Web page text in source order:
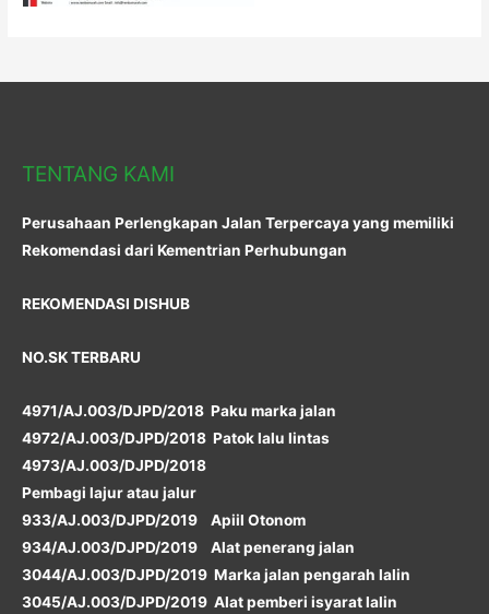
TENTANG KAMI
Perusahaan Perlengkapan Jalan Terpercaya yang memiliki
Rekomendasi dari Kementrian Perhubungan
REKOMENDASI DISHUB
NO.SK TERBARU
4971/AJ.003/DJPD/2018 Paku marka jalan
4972/AJ.003/DJPD/2018 Patok lalu lintas
4973/AJ.003/DJPD/2018
Pembagi lajur atau jalur
933/AJ.003/DJPD/2019 Apiil Otonom
934/AJ.003/DJPD/2019 Alat penerang jalan
3044/AJ.003/DJPD/2019 Marka jalan pengarah lalin
3045/AJ.003/DJPD/2019 Alat pemberi isyarat lalin